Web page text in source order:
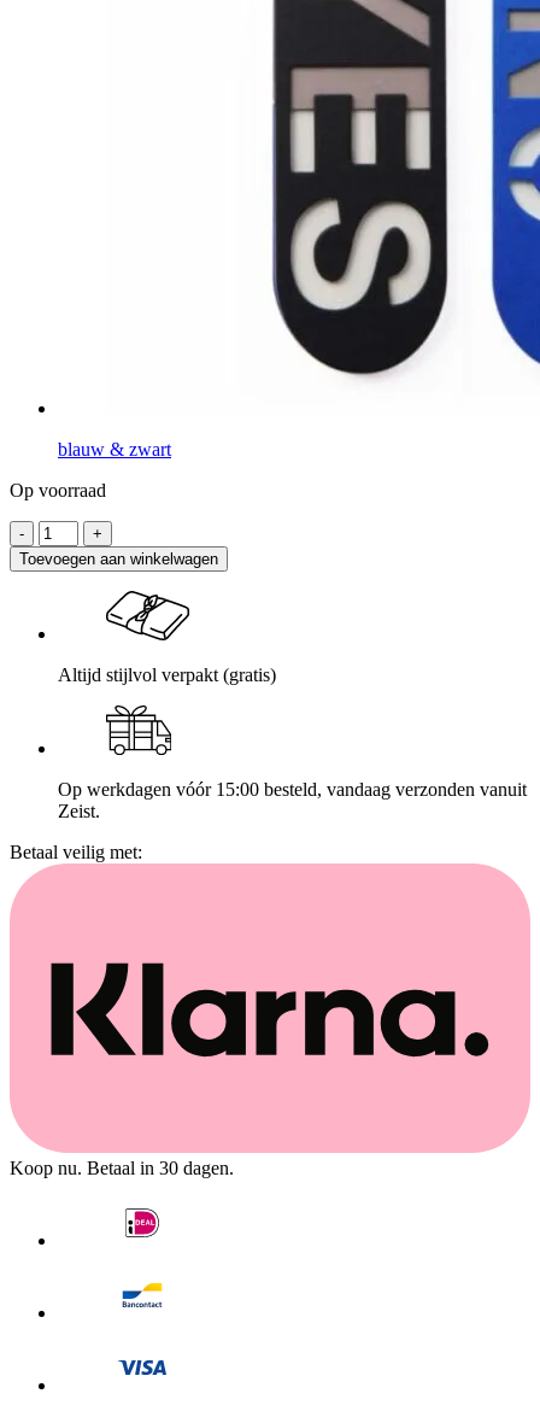
blauw & zwart
Op voorraad
Toevoegen aan winkelwagen
Altijd stijlvol verpakt (gratis)
Op werkdagen vóór 15:00 besteld, vandaag verzonden vanuit
Zeist.
Betaal veilig met:
Koop nu. Betaal in 30 dagen.